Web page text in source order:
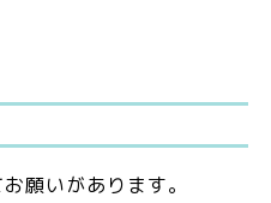
願いがあります。